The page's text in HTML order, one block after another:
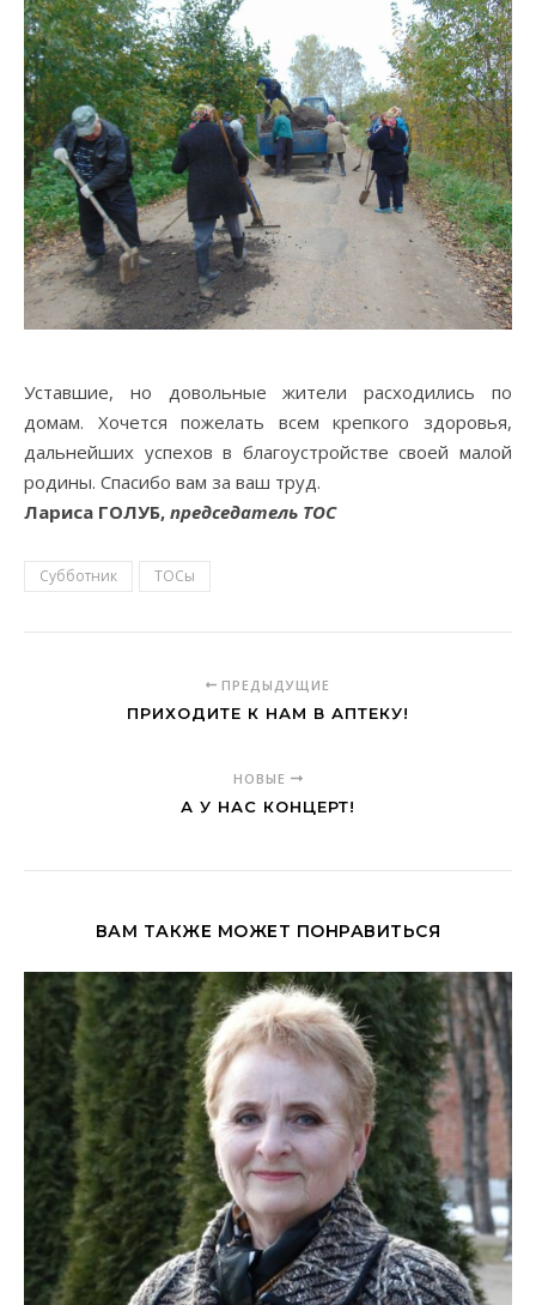
Уставшие, но довольные жители расходились по
домам. Хочется пожелать всем крепкого здоровья,
дальнейших успехов в благоустройстве своей малой
родины. Спасибо вам за ваш труд.
Лариса ГОЛУБ, председатель ТОС
Субботник ТОСы
ПРЕДЫДУЩИЕ
ПРИХОДИТЕ К НАМ В АПТЕКУ!
НОВЫЕ
А У НАС КОНЦЕРТ!
ВАМ ТАКЖЕ МОЖЕТ ПОНРАВИТЬСЯ